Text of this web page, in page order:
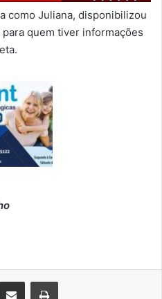
como Juliana, disponibilizou
quem tiver informações